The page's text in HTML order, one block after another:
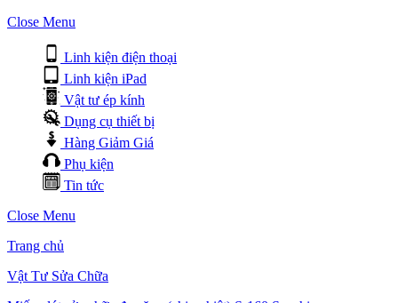
Close Menu
Linh kiện điện thoại
Linh kiện iPad
Vật tư ép kính
Dụng cụ thiết bị
Hàng Giảm Giá
Phụ kiện
Tin tức
Close Menu
Trang chủ
Vật Tư Sửa Chữa